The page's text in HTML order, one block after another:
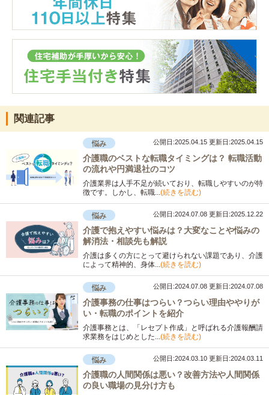
関連記事
悩み 公開日:2025.04.15 更新日:2025.04.15
介護職のベストな転職タイミングは？ 転職活動
の流れや円満退社のコツ
介護業界は人手不足が続いており、転職しやすいのが特
徴です。しかし、転職...(続きを読む)
悩み 公開日:2024.07.08 更新日:2025.12.22
介護で抱えやすい悩みは？大変なことや悩みの
解消法・相談先も解説
介護は多くの方にとって避けられない課題であり、介護
によって精神的、身体...(続きを読む)
悩み 公開日:2024.07.08 更新日:2024.07.08
介護事務の仕事はつらい？つらい理由ややりが
い・転職のポイントを紹介
介護事務とは、「レセプト作成」と呼ばれる介護報酬請
求業務をはじめとした...(続きを読む)
悩み 公開日:2024.03.10 更新日:2024.03.11
介護職の人間関係は悪い？改善方法や人間関係
の良い職場の見分け方も